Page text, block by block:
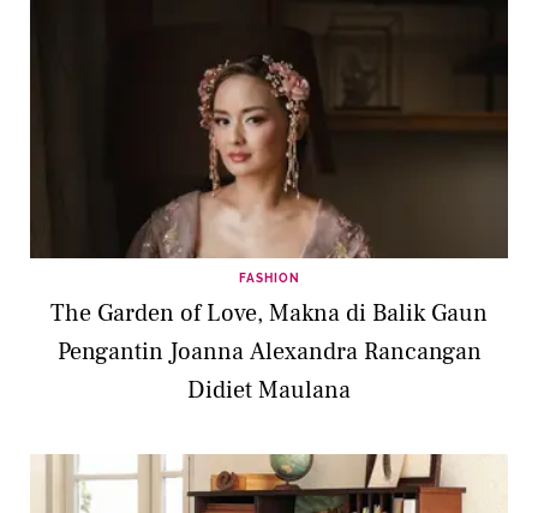
FASHION
The Garden of Love, Makna di Balik Gaun
Pengantin Joanna Alexandra Rancangan
Didiet Maulana